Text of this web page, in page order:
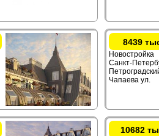
8439
Новостройка
Санкт-
Чапаева ул.
10682